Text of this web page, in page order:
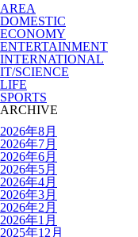
AREA
DOMESTIC
ECONOMY
ENTERTAINMENT
INTERNATIONAL
IT/SCIENCE
LIFE
SPORTS
ARCHIVE
2026年8月
2026年7月
2026年6月
2026年5月
2026年4月
2026年3月
2026年2月
2026年1月
2025年12月